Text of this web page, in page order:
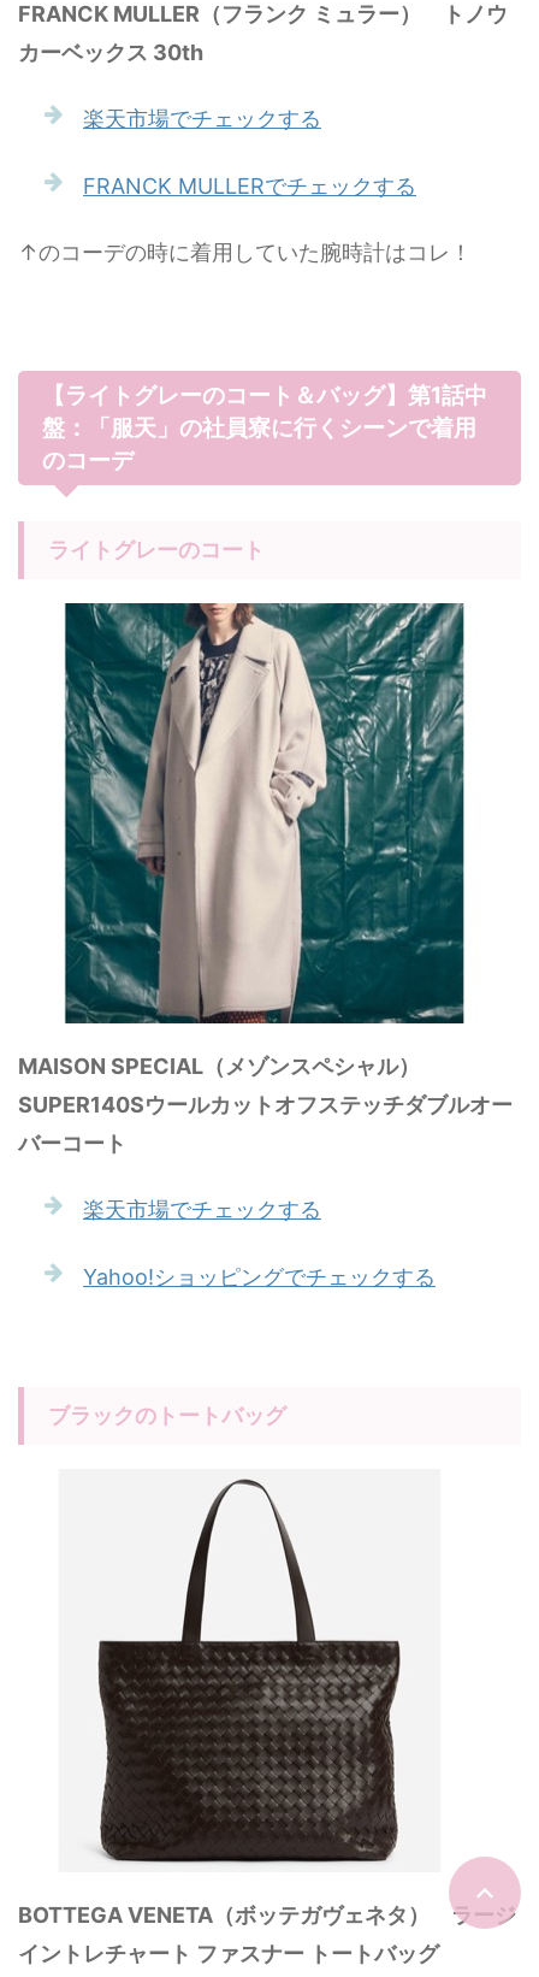
FRANCK MULLER（フランク ミュラー） トノウ
カーベックス 30th
楽天市場でチェックする
FRANCK MULLERでチェックする
↑のコーデの時に着用していた腕時計はコレ！
【ライトグレーのコート＆バッグ】第1話中
盤：「服天」の社員寮に行くシーンで着用
のコーデ
ライトグレーのコート
MAISON SPECIAL（メゾンスペシャル）
SUPER140Sウールカットオフステッチダブルオー
バーコート
楽天市場でチェックする
Yahoo!ショッピングでチェックする
ブラックのトートバッグ
BOTTEGA VENETA（ボッテガヴェネタ） ラージ
イントレチャート ファスナー トートバッグ